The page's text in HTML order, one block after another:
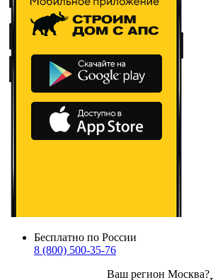
Бесплатно по России
8 (800) 500-35-76
Ваш регион Москва?